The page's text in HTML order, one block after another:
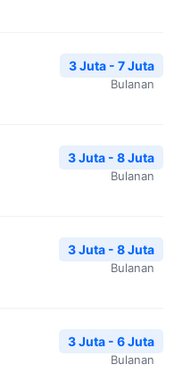
3 Juta - 7 Juta
Bulanan
3 Juta - 8 Juta
Bulanan
3 Juta - 8 Juta
Bulanan
3 Juta - 6 Juta
Bulanan